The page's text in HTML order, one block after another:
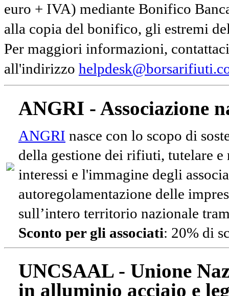
euro + IVA) mediante Bonifico
alla copia del bonifico, gli estremi
Per maggiori informazioni,
all'indirizzo
ANGRI - Associazione
ANGRI nasce con lo scopo di
della gestione dei rifiuti, tutelare e
interessi e l'immagine degli
autoregolamentazione delle
sull’intero territorio nazionale
Sconto per gli associati: 20% di
UNCSAAL - Unione
in alluminio acciaio e